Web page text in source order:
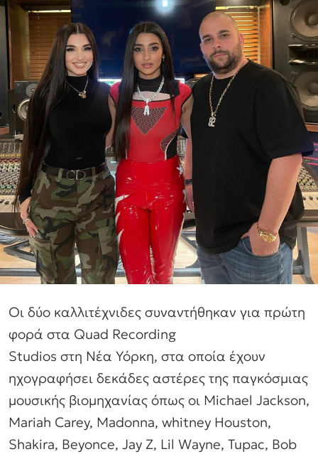
Οι δύο καλλιτέχνιδες συναντήθηκαν για πρώτη
φορά στα Quad Recording
Studios στη Νέα Υόρκη, στα οποία έχουν
ηχογραφήσει δεκάδες αστέρες της παγκόσμιας
μουσικής βιομηχανίας όπως οι Michael Jackson,
Mariah Carey, Madonna, whitney Houston,
Shakira, Beyonce, Jay Z, Lil Wayne, Tupac, Bob